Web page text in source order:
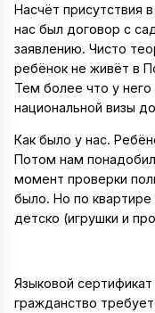
Насчёт присутствия
нас был договор с
заявлению. Чисто
ребёнок не живёт в
Тем более что у него
национальной визы
Как было у нас.
Потом нам
момент проверки
было. Но по
детско (игрушки и
Языковой
гражданство